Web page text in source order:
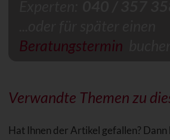
Beratungstermin
Verwandte Themen zu
Hat Ihnen der Artikel gefallen?